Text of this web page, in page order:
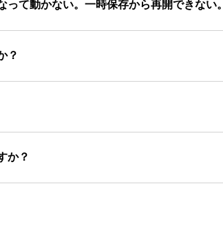
って動かない。一時保存から再開できない。
？
か？